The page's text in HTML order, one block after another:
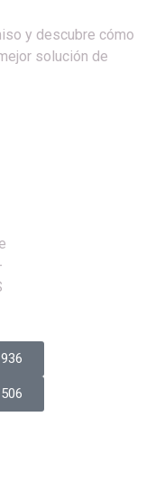
y descubre cómo
solución de